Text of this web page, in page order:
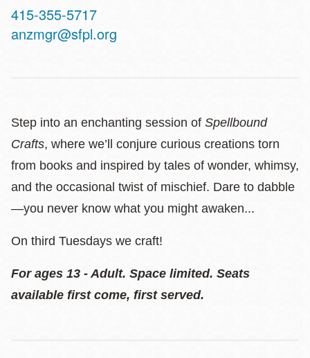
Contact
Telephone
415-355-5717
anzmgr@sfpl.org
Step into an enchanting session of Spellbound
Crafts, where we’ll conjure curious creations torn
from books and inspired by tales of wonder, whimsy,
and the occasional twist of mischief. Dare to dabble
—you never know what you might awaken...
On third Tuesdays we craft!
For ages 13 - Adult. Space limited. Seats
available first come, first served.